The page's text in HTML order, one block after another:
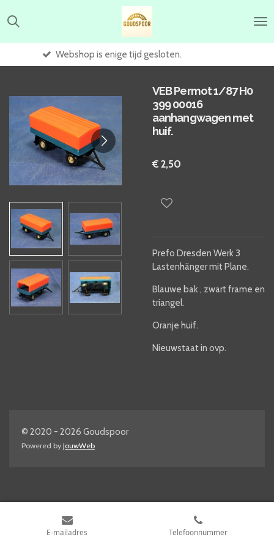
direct
hoofdinhoud
enige tijd gesloten.
VEB Permot 1/87 H0
399 00016
aanhangwagen met
huif.
€ 2,50
Prefo Dresden Werk 3
Lastenhänger mit Plane.
Blauwe bak , zwart frame en
triangel.
Oranje huif.
Nieuwstaat in ovp.
© 2020 - 2026 Goudspoor
Powered by JouwWeb
E-mailadres Telefoonnummer